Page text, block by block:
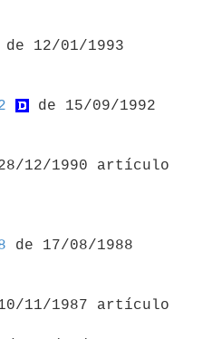
de 12/01/1993
de 15/09/1992
de 17/08/1988